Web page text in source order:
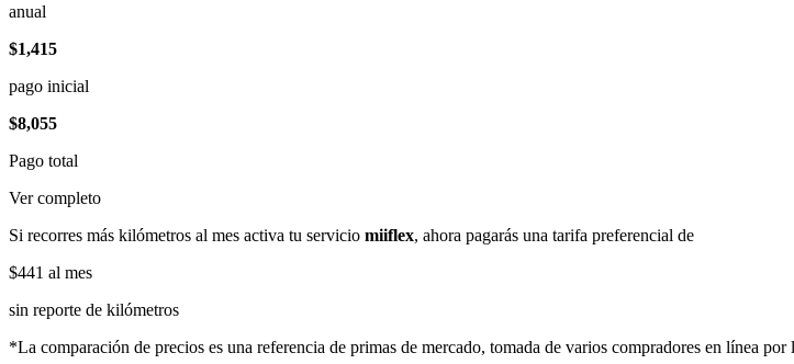
anual
$1,415
pago inicial
$8,055
Pago total
Ver completo
Si recorres más kilómetros al mes activa tu servicio miiflex, ahora pagarás una tarifa preferencial de
$441 al mes
sin reporte de kilómetros
*La comparación de precios es una referencia de primas de mercado, tomada de varios compradores en línea